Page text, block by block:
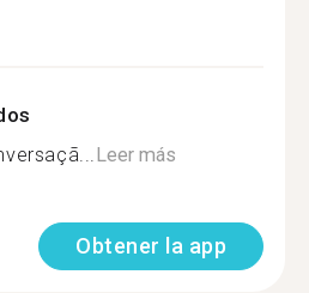
Leer más
Obtener la app